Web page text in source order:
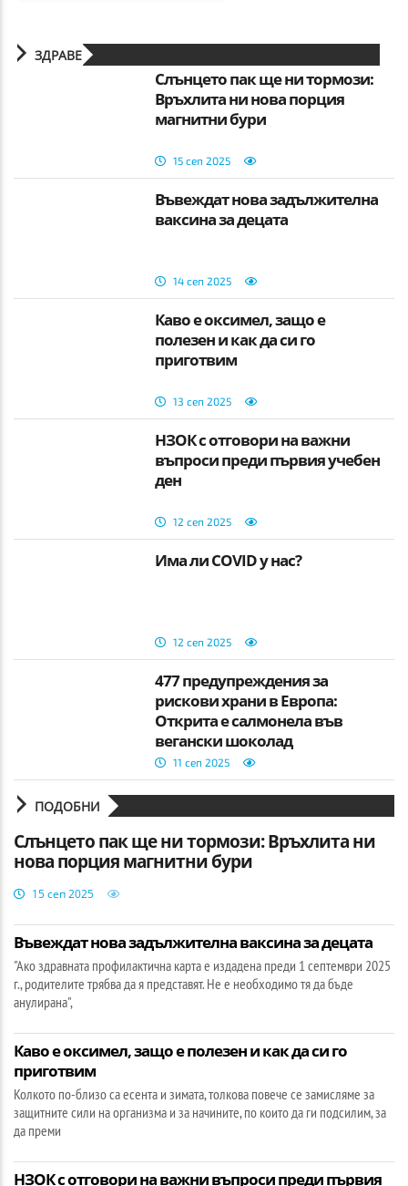
ЗДРАВЕ
Слънцето пак ще ни тормози:
Връхлита ни нова порция
магнитни бури
15 сеп 2025
Въвеждат нова задължителна
ваксина за децата
14 сеп 2025
Каво e оксимел, защо е
полезен и как да си го
приготвим
13 сеп 2025
НЗОК с отговори на важни
въпроси преди първия учебен
ден
12 сеп 2025
Има ли COVID у нас?
12 сеп 2025
477 предупреждения за
рискови храни в Европа:
Открита е салмонела във
вегански шоколад
11 сеп 2025
ПОДОБНИ
Слънцето пак ще ни тормози: Връхлита ни
нова порция магнитни бури
15 сеп 2025
Въвеждат нова задължителна ваксина за децата
"Ако здравната профилактична карта е издадена преди 1 септември 2025
г., родителите трябва да я представят. Не е необходимо тя да бъде
анулирана",
Каво e оксимел, защо е полезен и как да си го
приготвим
Колкото по-близо са есента и зимата, толкова повече се замисляме за
защитните сили на организма и за начините, по които да ги подсилим, за
да преми
НЗОК с отговори на важни въпроси преди първия